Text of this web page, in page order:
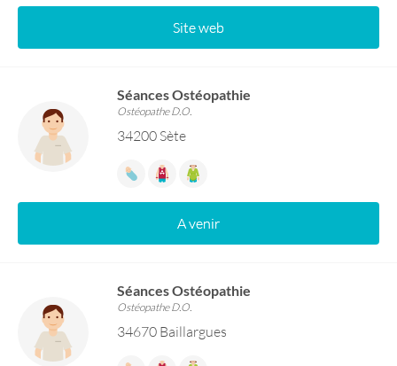
Site web
Séances Ostéopathie
Ostéopathe D.O.
34200 Sète
A venir
Séances Ostéopathie
Ostéopathe D.O.
34670 Baillargues